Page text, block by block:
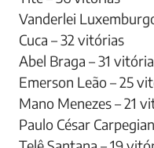
Renato Gaúcho – 43
Luiz Felipe Scolari, o
Muricy Ramalho – 37
Tite – 36 vitórias
Vanderlei
Cuca – 32 vitórias